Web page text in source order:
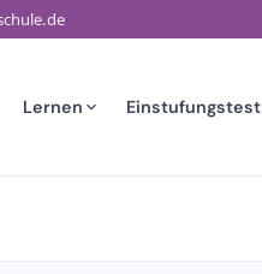
Lernen Einstufungstest